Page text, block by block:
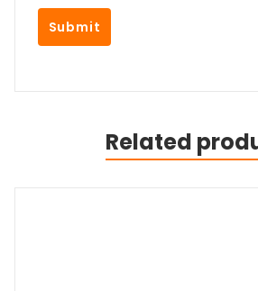
Related